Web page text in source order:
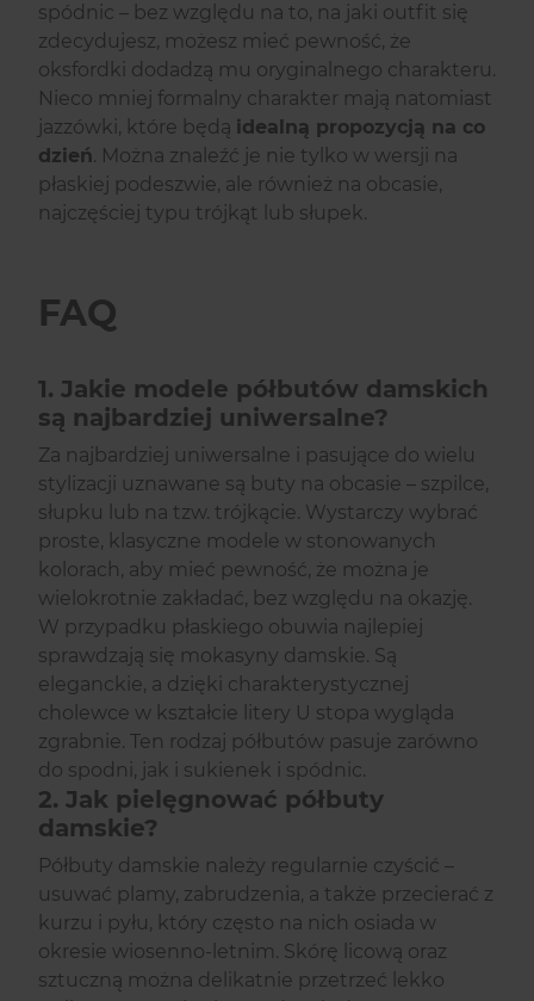
spódnic – bez względu na to, na jaki outfit się
zdecydujesz, możesz mieć pewność, że
oksfordki dodadzą mu oryginalnego charakteru.
Nieco mniej formalny charakter mają natomiast
jazzówki, które będą idealną propozycją na co
dzień. Można znaleźć je nie tylko w wersji na
płaskiej podeszwie, ale również na obcasie,
najczęściej typu trójkąt lub słupek.
FAQ
1. Jakie modele półbutów damskich
są najbardziej uniwersalne?
Za najbardziej uniwersalne i pasujące do wielu
stylizacji uznawane są buty na obcasie – szpilce,
słupku lub na tzw. trójkącie. Wystarczy wybrać
proste, klasyczne modele w stonowanych
kolorach, aby mieć pewność, że można je
wielokrotnie zakładać, bez względu na okazję.
W przypadku płaskiego obuwia najlepiej
sprawdzają się mokasyny damskie. Są
eleganckie, a dzięki charakterystycznej
cholewce w kształcie litery U stopa wygląda
zgrabnie. Ten rodzaj półbutów pasuje zarówno
do spodni, jak i sukienek i spódnic.
2. Jak pielęgnować półbuty
damskie?
Półbuty damskie należy regularnie czyścić –
usuwać plamy, zabrudzenia, a także przecierać z
kurzu i pyłu, który często na nich osiada w
okresie wiosenno-letnim. Skórę licową oraz
sztuczną można delikatnie przetrzeć lekko